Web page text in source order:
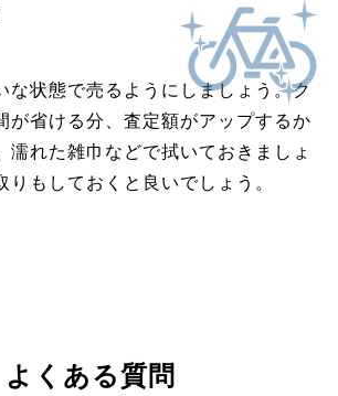
な状態で売るようにしましょう。ク
が省ける分、査定額がアップするか
濡れた雑巾などで拭いておきましょ
りもしておくと良いでしょう。
よくある質問